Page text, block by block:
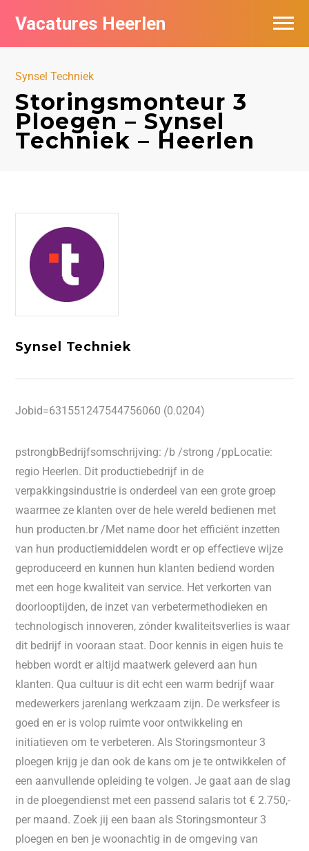
Vacatures Heerlen
Synsel Techniek
Storingsmonteur 3
Ploegen – Synsel
Techniek – Heerlen
Synsel Techniek
Jobid=631551247544756060 (0.0204)
pstrongbBedrijfsomschrijving: /b /strong /ppLocatie:
regio Heerlen. Dit productiebedrijf in de
verpakkingsindustrie is onderdeel van een grote groep
waarmee ze klanten over de hele wereld bedienen met
hun producten.br /Met name door het efficiënt inzetten
van hun productiemiddelen wordt er op effectieve wijze
geproduceerd en kunnen hun klanten bediend worden
met een hoge kwaliteit van service. Het verkorten van
doorlooptijden, de inzet van verbetermethodieken en
technologisch innoveren, zónder kwaliteitsverlies is waar
dit bedrijf in vooraan staat. Door kennis in eigen huis te
hebben wordt er altijd maatwerk geleverd aan hun
klanten. Qua cultuur is dit echt een warm bedrijf waar
medewerkers jarenlang werkzaam zijn. De werksfeer is
goed en er is volop ruimte voor ontwikkeling en
initiatieven om te verbeteren. Als Storingsmonteur 3
ploegen krijg je dan ook de kans om je te ontwikkelen of
een aanvullende opleiding te volgen. Je gaat aan de slag
in de ploegendienst met een passend salaris tot € 2.750,-
per maand. Zoek jij een baan als Storingsmonteur 3
ploegen en ben je woonachtig in de omgeving van
Vacatures per bedrijf in Heerlen
De populairste vacatures in Heerlen